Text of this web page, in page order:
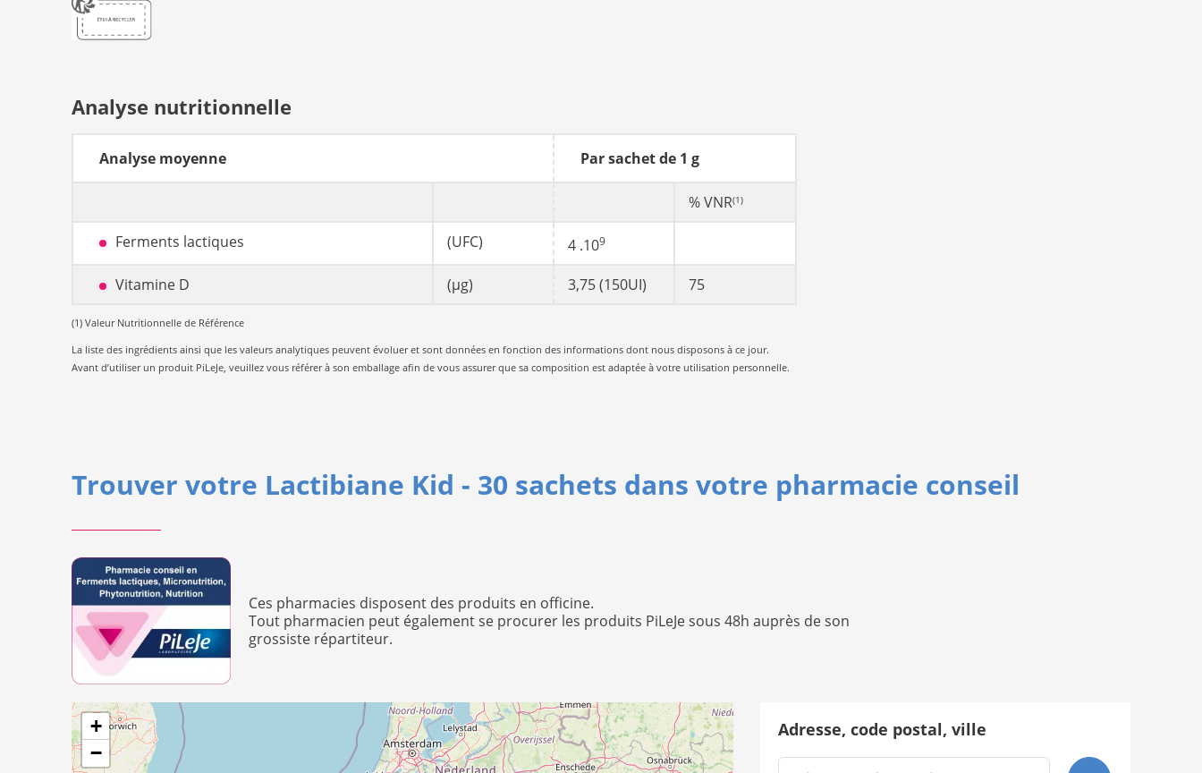
Analyse nutritionnelle
Analyse moyenne Par sachet de 1 g
% VNR(1)
Ferments lactiques (UFC) 4 .109
Vitamine D (µg) 3,75 (150UI) 75
(1) Valeur Nutritionnelle de Référence
La liste des ingrédients ainsi que les valeurs analytiques peuvent évoluer et sont données en fonction des informations dont nous disposons à ce jour.
Avant d’utiliser un produit PiLeJe, veuillez vous référer à son emballage afin de vous assurer que sa composition est adaptée à votre utilisation personnelle.
Trouver votre Lactibiane Kid - 30 sachets dans votre pharmacie conseil
Ces pharmacies disposent des produits en officine.
Tout pharmacien peut également se procurer les produits PiLeJe sous 48h auprès de son
grossiste répartiteur.
+
−
Adresse, code postal, ville